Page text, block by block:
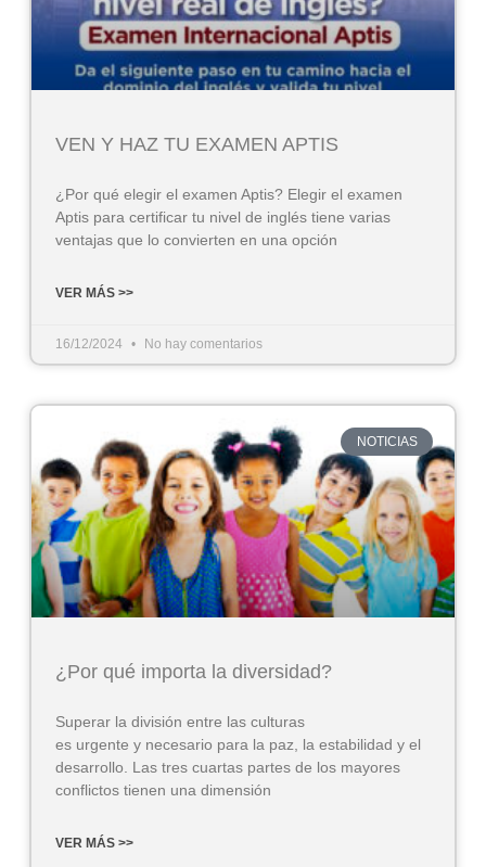
VEN Y HAZ TU EXAMEN APTIS
¿Por qué elegir el examen Aptis? Elegir el examen
Aptis para certificar tu nivel de inglés tiene varias
ventajas que lo convierten en una opción
VER MÁS >>
16/12/2024 No hay comentarios
NOTICIAS
¿Por qué importa la diversidad?
Superar la división entre las culturas
es urgente y necesario para la paz, la estabilidad y el
desarrollo. Las tres cuartas partes de los mayores
conflictos tienen una dimensión
VER MÁS >>